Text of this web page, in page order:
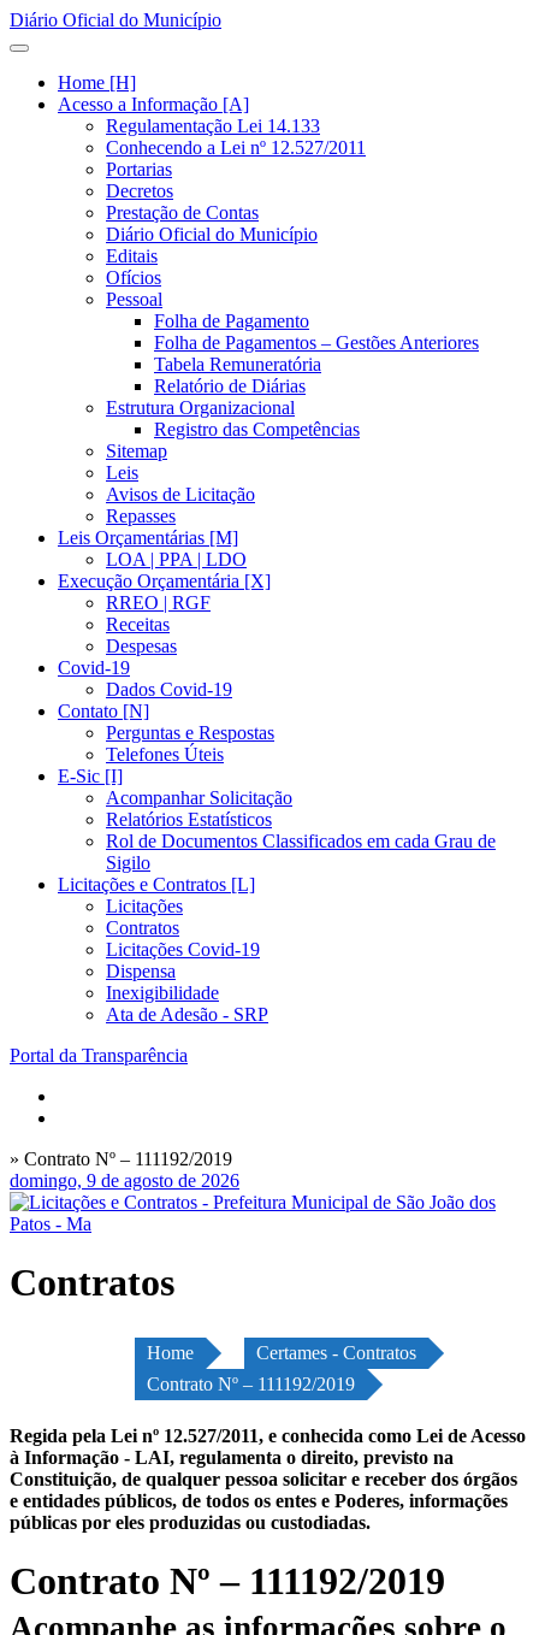
Diário Oficial do Município
Home [H]
Acesso a Informação [A]
Regulamentação Lei 14.133
Conhecendo a Lei nº 12.527/2011
Portarias
Decretos
Prestação de Contas
Diário Oficial do Município
Editais
Ofícios
Pessoal
Folha de Pagamento
Folha de Pagamentos – Gestões Anteriores
Tabela Remuneratória
Relatório de Diárias
Estrutura Organizacional
Registro das Competências
Sitemap
Leis
Avisos de Licitação
Repasses
Leis Orçamentárias [M]
LOA | PPA | LDO
Execução Orçamentária [X]
RREO | RGF
Receitas
Despesas
Covid-19
Dados Covid-19
Contato [N]
Perguntas e Respostas
Telefones Úteis
E-Sic [I]
Acompanhar Solicitação
Relatórios Estatísticos
Rol de Documentos Classificados em cada Grau de
Sigilo
Licitações e Contratos [L]
Licitações
Contratos
Licitações Covid-19
Dispensa
Inexigibilidade
Ata de Adesão - SRP
Portal da Transparência
» Contrato Nº – 111192/2019
domingo, 9 de agosto de 2026
Contratos
Home
Certames - Contratos
Contrato Nº – 111192/2019
Regida pela Lei nº 12.527/2011, e conhecida como Lei de Acesso
à Informação - LAI, regulamenta o direito, previsto na
Constituição, de qualquer pessoa solicitar e receber dos órgãos
e entidades públicos, de todos os entes e Poderes, informações
públicas por eles produzidas ou custodiadas.
Contrato Nº – 111192/2019